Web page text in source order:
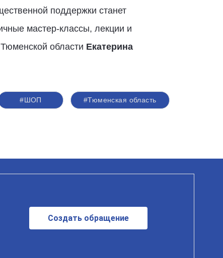
поддержки станет
мастер-классы, лекции и
области Екатерина
#ШОП #Тюменская область
Создать обращение